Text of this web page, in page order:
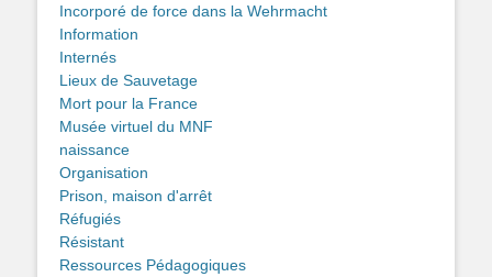
Incorporé de force dans la Wehrmacht
Information
Internés
Lieux de Sauvetage
Mort pour la France
Musée virtuel du MNF
naissance
Organisation
Prison, maison d'arrêt
Réfugiés
Résistant
Ressources Pédagogiques